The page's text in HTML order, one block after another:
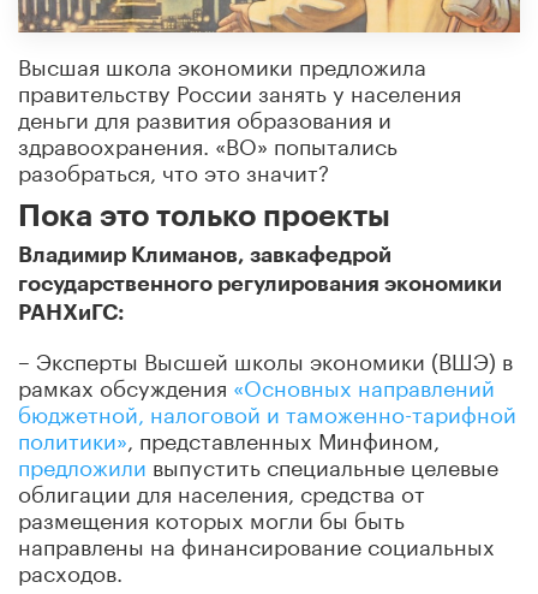
Высшая школа экономики предложила
правительству России занять у населения
деньги для развития образования и
здравоохранения. «ВО» попытались
разобраться, что это значит?
Пока это только проекты
Владимир Климанов, завкафедрой
государственного регулирования экономики
РАНХиГС:
– Эксперты Высшей школы экономики (ВШЭ) в
рамках обсуждения «Основных направлений
бюджетной, налоговой и таможенно-тарифной
политики» , представленных Минфином,
предложили выпустить специальные целевые
облигации для населения, средства от
размещения которых могли бы быть
направлены на финансирование социальных
расходов.